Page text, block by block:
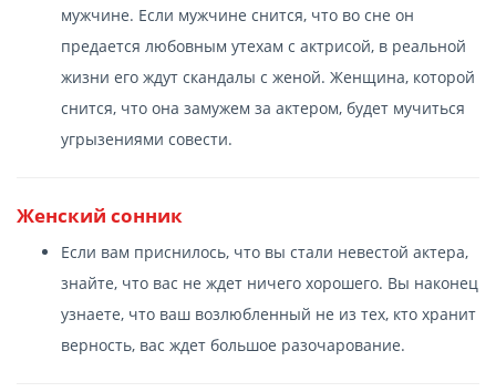
мужчине. Если мужчине снится, что во сне он
предается любовным утехам с актрисой, в реальной
жизни его ждут скандалы с женой. Женщина, которой
снится, что она замужем за актером, будет мучиться
угрызениями совести.
Женский сонник
Если вам приснилось, что вы стали невестой актера,
знайте, что вас не ждет ничего хорошего. Вы наконец
узнаете, что ваш возлюбленный не из тех, кто хранит
верность, вас ждет большое разочарование.